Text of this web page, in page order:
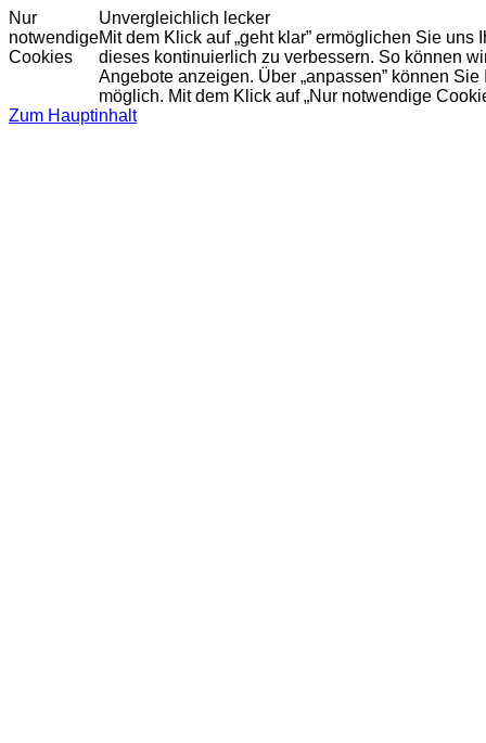
Nur
notwendige
Cookies
Unvergleichlich lecker
Mit dem Klick auf „geht klar” ermöglichen Sie
dieses kontinuierlich zu verbessern. So können
Angebote anzeigen. Über „anpassen” können
möglich. Mit dem Klick auf „Nur notwendige
Zum Hauptinhalt